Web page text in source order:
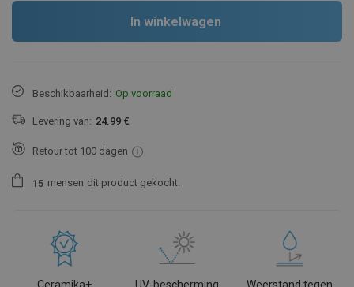
In winkelwagen
Beschikbaarheid: Op voorraad
Levering van: 24.99 €
Retour tot 100 dagen
1 5 mensen dit product gekocht.
Ceramika+ UV-bescherming
Weerstand tegen